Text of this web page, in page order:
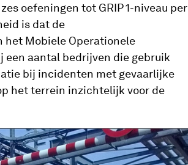
oefeningen tot GRIP 1-niveau per
is dat de
Mobiele Operationele
een aantal bedrijven die gebruik
bij incidenten met gevaarlijke
het terrein inzichtelijk voor de